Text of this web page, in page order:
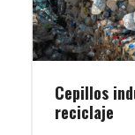
Cepillos
reciclaje